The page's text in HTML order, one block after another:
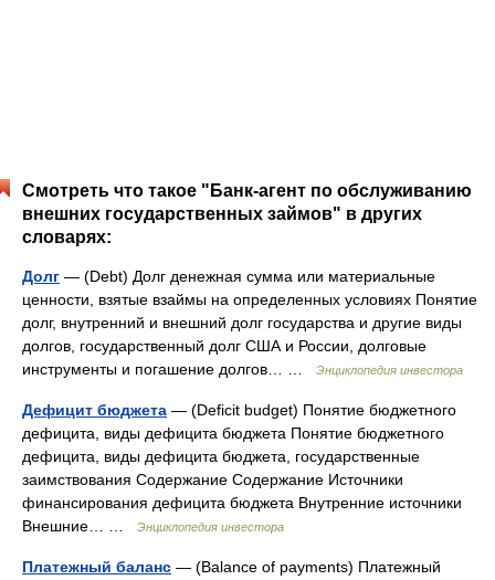
Смотреть что такое "Банк-агент по обслуживанию
внешних государственных займов" в других
словарях:
Долг — (Debt) Долг денежная сумма или материальные
ценности, взятые взаймы на определенных условиях Понятие
долг, внутренний и внешний долг государства и другие виды
долгов, государственный долг США и России, долговые
инструменты и погашение долгов… …
Энциклопедия инвестора
Дефицит бюджета — (Deficit budget) Понятие бюджетного
дефицита, виды дефицита бюджета Понятие бюджетного
дефицита, виды дефицита бюджета, государственные
заимствования Содержание Содержание Источники
финансирования дефицита бюджета Внутренние источники
Внешние… …
Энциклопедия инвестора
Платежный баланс — (Balance of payments) Платежный